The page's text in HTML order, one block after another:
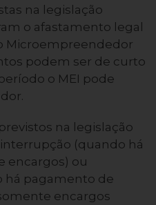
na legislação
o afastamento legal
Microempreendedor
podem ser de curto
o MEI pode
na legislação
(quando há
encargos) ou
há pagamento de
encargos